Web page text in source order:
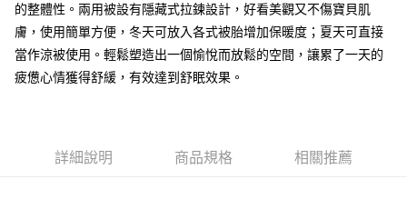
2.付款方式選擇「大哥付你分期」，訂單成立後會自動跳轉到大哥付的交易
流程，驗證手機門號後，選擇欲分期的期數、繳款截止日，確認付款後即完
成交易。
3.實際核准額度、可分期數及費用金額請依後續交易確認頁面所載為準。
4.訂單成立30分鐘內，如未前往確認交易或遇審核未通過，訂單將自動取
醒簡訊。
相關說明
【關於「AFTEE先享後付」】
AFTEE先享後付是「在收到商品之後才付款」的支付方式。 讓您購物簡單
便利好安心！
１．簡單：不需註冊會員、不需綁卡、不需儲值。
１．於結帳方式選擇「AFTEE先享後付」後，將跳轉至「AFTEE先享後付」
運送方式
的整體性。兩用被設有隱藏式拉鍊設計，好看美觀又不傷寶貝肌
膚，使用簡單方便，冬天可放入各式被胎增加保暖度；夏天可直接
當作涼被使用。輕鬆塑造出一個愉悅而放鬆的空間，讓累了一天的
疲憊心情獲得舒緩，有效達到舒眠效果。
詳細說明 商品規格 相關推薦